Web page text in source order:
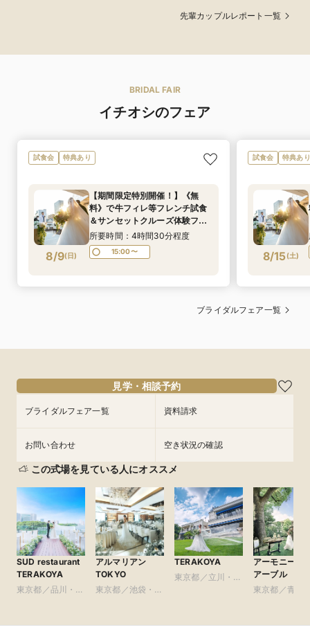
先輩カップルレポート一覧
BRIDAL FAIR
イチオシのフェア
試食会 特典あり
8/9(日)
【期間限定特別開催！】《無
料》で牛フィレ等フレンチ試食
＆サンセットクルーズ体験フェ
ア
所要時間：4時間30分程度
15:00〜
試食会 特典あり
8/15(土)
ブライダルフェア一覧
見学・相談予約
ブライダルフェア一覧 資料請求
お問い合わせ 空き状況の確認
この式場を見ている人にオススメ
SUD restaurant
TERAKOYA
東京都／品川・目
アルマリアン
TOKYO
東京都／池袋・練
TERAKOYA
東京都／立川・八
アーモニーア
アーブル
東京都／青山